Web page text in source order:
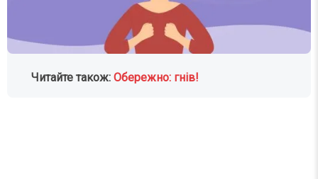
Читайте також:Обережно: гнів!